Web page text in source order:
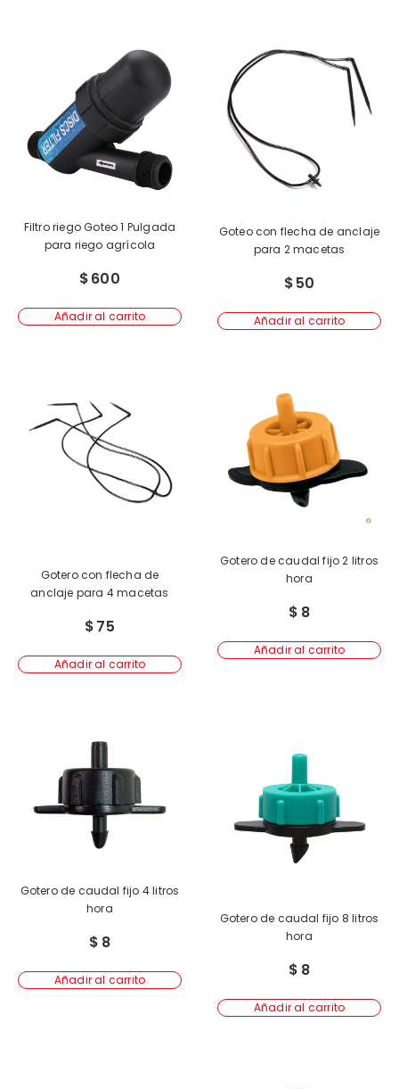
Filtro riego Goteo 1 Pulgada
para riego agrícola
$600
Añadir al carrito
Goteo con flecha de anclaje
para 2 macetas
$50
Añadir al carrito
Gotero con flecha de
anclaje para 4 macetas
$75
Añadir al carrito
Gotero de caudal fijo 2 litros
hora
$ 8
Añadir al carrito
Gotero de caudal fijo 4 litros
hora
$ 8
Añadir al carrito
Gotero de caudal fijo 8 litros
hora
$ 8
Añadir al carrito